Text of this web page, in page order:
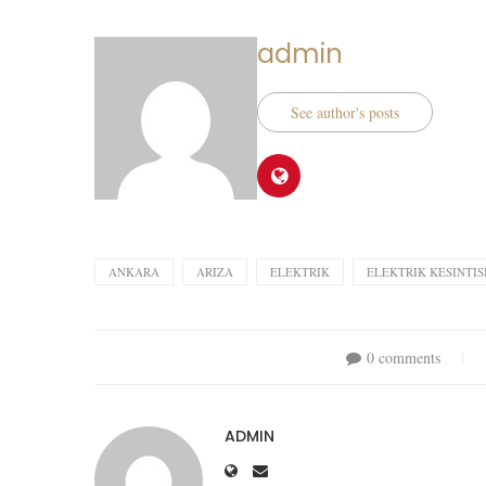
admin
See author's posts
ANKARA ARIZA ELEKTRIK ELEKTRIK
0 comments
ADMIN